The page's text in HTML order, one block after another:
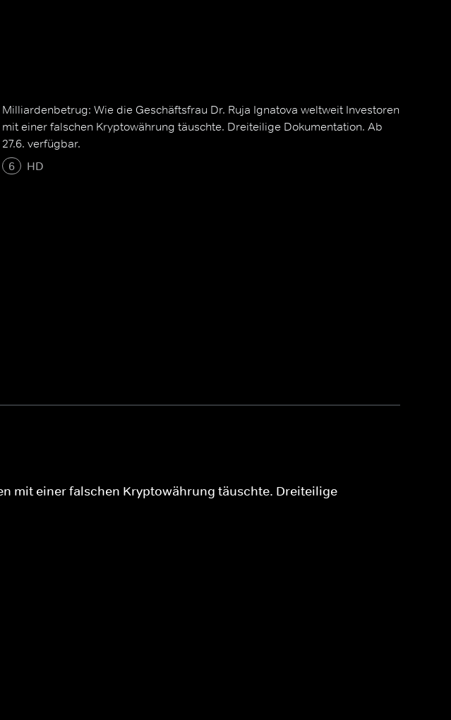
Milliardenbetrug: Wie die Geschäftsfrau Dr. Ruja Ignatova weltweit Investoren
mit einer falschen Kryptowährung täuschte. Dreiteilige Dokumentation. Ab
27.6. verfügbar.
6
HD
mit einer falschen Kryptowährung täuschte. Dreiteilige